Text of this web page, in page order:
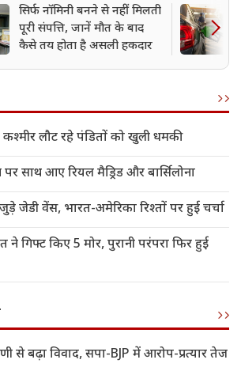
सिर्फ नॉमिनी बनने से नहीं मिलती
पूरी संपत्ति, जानें मौत के बाद
कैसे तय होता है असली हकदार
लौट रहे पंडितों को खुली धमकी
साथ आए रियल मैड्रिड और बार्सिलोना
जेडी वेंस, भारत-अमेरिका रिश्तों पर हुई चर्चा
गिफ्ट किए 5 मोर, पुरानी परंपरा फिर हुई
से बढ़ा विवाद, सपा-BJP में आरोप-प्रत्यार तेज